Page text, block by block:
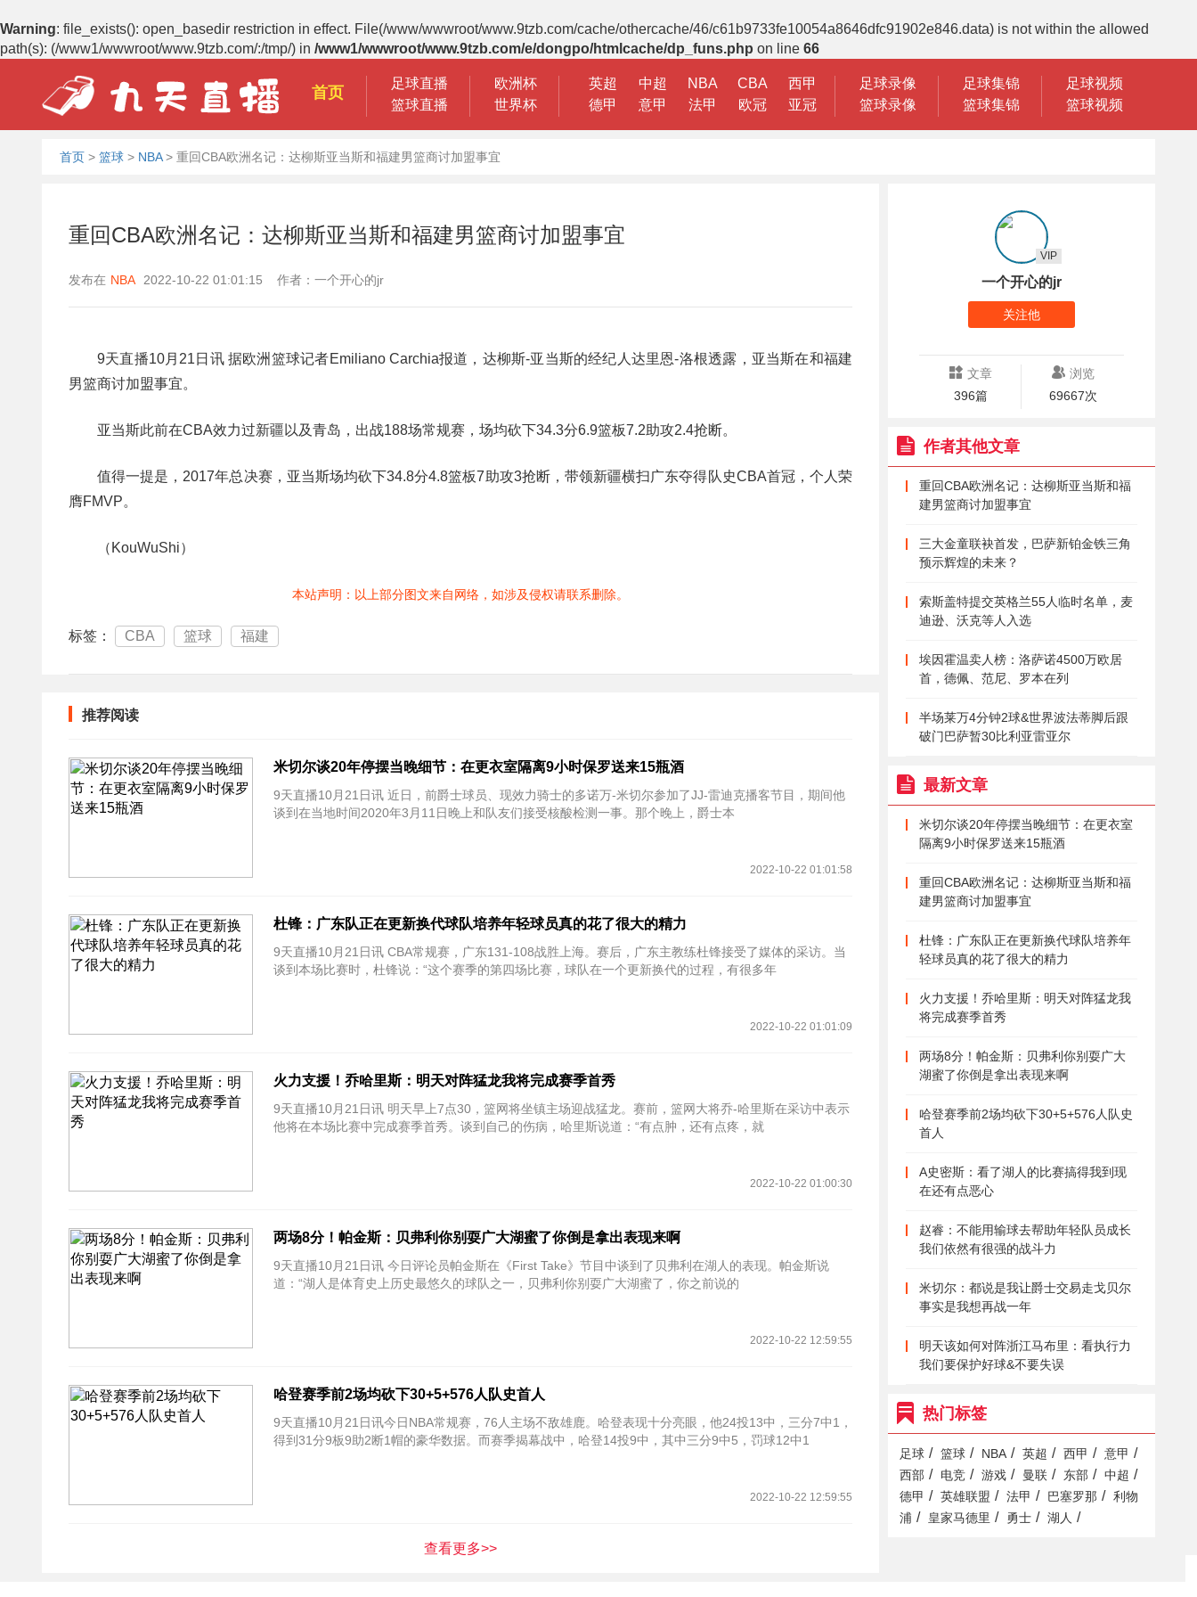
Warning: file_exists(): open_basedir restriction in effect. File(/www/wwwroot/www.9tzb.com/cache/othercache/46/c61b9733fe10054a8646dfc91902e846.data) is not within the allowed
path(s): (/www1/wwwroot/www.9tzb.com/:/tmp/) in /www1/wwwroot/www.9tzb.com/e/dongpo/htmlcache/dp_funs.php on line 66
首页
足球直播
篮球直播
欧洲杯
世界杯
英超 中超 NBA CBA
西甲
德甲
意甲 法甲 欧冠 亚冠
足球录像
篮球录像
足球集锦
篮球集锦
足球视频
篮球视频
首页 > 篮球 > NBA> 重回CBA欧洲名记：达柳斯亚当斯和福建男篮商讨加盟事宜
重回CBA欧洲名记：达柳斯亚当斯和福建男篮商讨加盟事宜
发布在 NBA 2022-10-22 01:01:15 作者：一个开心的jr
9天直播10月21日讯 据欧洲篮球记者Emiliano Carchia报道，达柳斯-亚当斯的经纪人达里恩-洛根透露，亚当斯在和福建
男篮商讨加盟事宜。
亚当斯此前在CBA效力过新疆以及青岛，出战188场常规赛，场均砍下34.3分6.9篮板7.2助攻2.4抢断。
值得一提是，2017年总决赛，亚当斯场均砍下34.8分4.8篮板7助攻3抢断，带领新疆横扫广东夺得队史CBA首冠，个人荣
膺FMVP。
（KouWuShi）
本站声明：以上部分图文来自网络，如涉及侵权请联系删除。
标签： CBA 篮球 福建
推荐阅读
米切尔谈20年停摆当晚细节：在更衣室隔离9小时保罗送来15瓶酒
9天直播10月21日讯 近日，前爵士球员、现效力骑士的多诺万-米切尔参加了JJ-雷迪克播客节目，期间他
谈到在当地时间2020年3月11日晚上和队友们接受核酸检测一事。那个晚上，爵士本
2022-10-22 01:01:58
杜锋：广东队正在更新换代球队培养年轻球员真的花了很大的精力
9天直播10月21日讯 CBA常规赛，广东131-108战胜上海。赛后，广东主教练杜锋接受了媒体的采访。当
谈到本场比赛时，杜锋说：“这个赛季的第四场比赛，球队在一个更新换代的过程，有很多年
2022-10-22 01:01:09
火力支援！乔哈里斯：明天对阵猛龙我将完成赛季首秀
9天直播10月21日讯 明天早上7点30，篮网将坐镇主场迎战猛龙。赛前，篮网大将乔-哈里斯在采访中表示
他将在本场比赛中完成赛季首秀。谈到自己的伤病，哈里斯说道：“有点肿，还有点疼，就
2022-10-22 01:00:30
两场8分！帕金斯：贝弗利你别耍广大湖蜜了你倒是拿出表现来啊
9天直播10月21日讯 今日评论员帕金斯在《First Take》节目中谈到了贝弗利在湖人的表现。帕金斯说
道：“湖人是体育史上历史最悠久的球队之一，贝弗利你别耍广大湖蜜了，你之前说的
2022-10-22 12:59:55
哈登赛季前2场均砍下30+5+576人队史首人
9天直播10月21日讯今日NBA常规赛，76人主场不敌雄鹿。哈登表现十分亮眼，他24投13中，三分7中1，
得到31分9板9助2断1帽的豪华数据。而赛季揭幕战中，哈登14投9中，其中三分9中5，罚球12中1
2022-10-22 12:59:55
查看更多>>
一个开心的jr
VIP
关注他
文章
396篇
浏览
69667次
作者其他文章
重回CBA欧洲名记：达柳斯亚当斯和福
建男篮商讨加盟事宜
三大金童联袂首发，巴萨新铂金铁三角
预示辉煌的未来？
索斯盖特提交英格兰55人临时名单，麦
迪逊、沃克等人入选
埃因霍温卖人榜：洛萨诺4500万欧居
首，德佩、范尼、罗本在列
半场莱万4分钟2球&世界波法蒂脚后跟
破门巴萨暂30比利亚雷亚尔
最新文章
米切尔谈20年停摆当晚细节：在更衣室
隔离9小时保罗送来15瓶酒
重回CBA欧洲名记：达柳斯亚当斯和福
建男篮商讨加盟事宜
杜锋：广东队正在更新换代球队培养年
轻球员真的花了很大的精力
火力支援！乔哈里斯：明天对阵猛龙我
将完成赛季首秀
两场8分！帕金斯：贝弗利你别耍广大
湖蜜了你倒是拿出表现来啊
哈登赛季前2场均砍下30+5+576人队史
首人
A史密斯：看了湖人的比赛搞得我到现
在还有点恶心
赵睿：不能用输球去帮助年轻队员成长
我们依然有很强的战斗力
米切尔：都说是我让爵士交易走戈贝尔
事实是我想再战一年
明天该如何对阵浙江马布里：看执行力
我们要保护好球&不要失误
热门标签
足球 / 篮球 / NBA / 英超 / 西甲 / 意甲 /
西部 / 电竞 / 游戏 / 曼联 / 东部 / 中超 /
德甲 / 英雄联盟 / 法甲 / 巴塞罗那 / 利物
浦 / 皇家马德里 / 勇士 / 湖人 /